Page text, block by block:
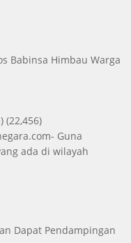
Babinsa Himbau Warga
(22,456)
Guna
ada di wilayah
Dapat Pendampingan